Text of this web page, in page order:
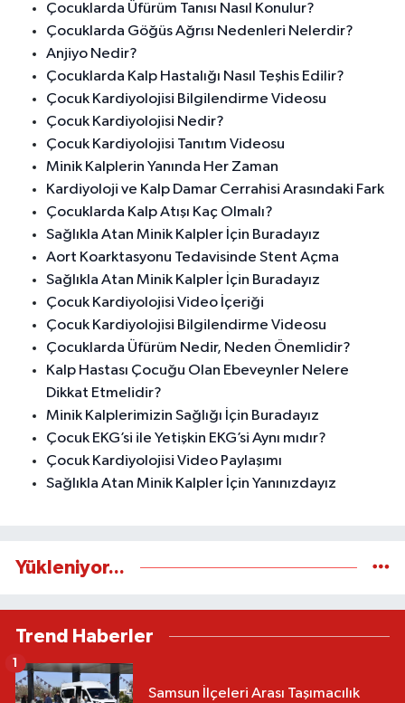
Çocuklarda Üfürüm Tanısı Nasıl Konulur?
Çocuklarda Göğüs Ağrısı Nedenleri Nelerdir?
Anjiyo Nedir?
Çocuklarda Kalp Hastalığı Nasıl Teşhis Edilir?
Çocuk Kardiyolojisi Bilgilendirme Videosu
Çocuk Kardiyolojisi Nedir?
Çocuk Kardiyolojisi Tanıtım Videosu
Minik Kalplerin Yanında Her Zaman
Kardiyoloji ve Kalp Damar Cerrahisi Arasındaki Fark
Çocuklarda Kalp Atışı Kaç Olmalı?
Sağlıkla Atan Minik Kalpler İçin Buradayız
Aort Koarktasyonu Tedavisinde Stent Açma
Sağlıkla Atan Minik Kalpler İçin Buradayız
Çocuk Kardiyolojisi Video İçeriği
Çocuk Kardiyolojisi Bilgilendirme Videosu
Çocuklarda Üfürüm Nedir, Neden Önemlidir?
Kalp Hastası Çocuğu Olan Ebeveynler Nelere
Dikkat Etmelidir?
Minik Kalplerimizin Sağlığı İçin Buradayız
Çocuk EKG’si ile Yetişkin EKG’si Aynı mıdır?
Çocuk Kardiyolojisi Video Paylaşımı
Sağlıkla Atan Minik Kalpler İçin Yanınızdayız
Yükleniyor...
Trend Haberler
Samsun İlçeleri Arası Taşımacılık
1